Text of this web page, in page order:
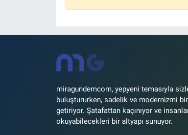
miragundemcom, yepyeni temasıyla
buluştururken, sadelik ve modernizmi
getiriyor. Şatafattan kaçınıyor ve
okuyabilecekleri bir altyapı sunuyor.